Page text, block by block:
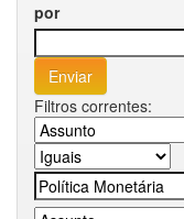
por
Filtros correntes: